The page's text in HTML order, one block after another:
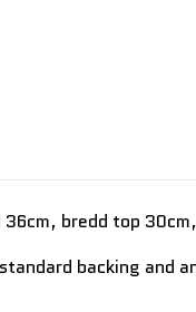
bredd top
backing and